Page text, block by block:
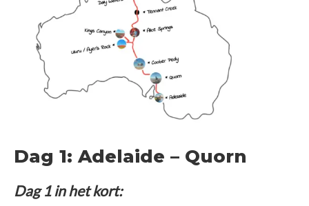
Dag 1: Adelaide – Quorn
Dag 1 in het kort: